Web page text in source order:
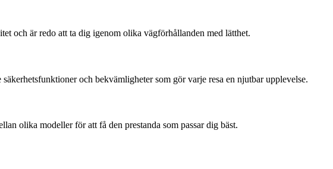
och är redo att ta dig igenom olika vägförhållanden med lätthet.
och bekvämligheter som gör varje resa en njutbar upplevelse.
olika modeller för att få den prestanda som passar dig bäst.